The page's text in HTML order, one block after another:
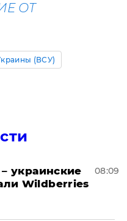
ОТ
(ВСУ)
украинские
Wildberries
08:09